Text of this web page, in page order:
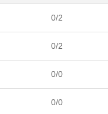
0/2
0/2
0/0
0/0